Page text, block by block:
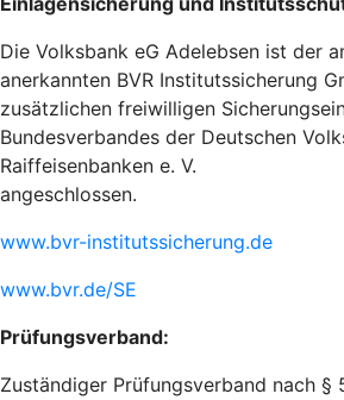
Die Volksbank eG Adelebsen ist der
anerkannten BVR Institutssicherung
zusätzlichen freiwilligen
Bundesverbandes der Deutschen
Raiffeisenbanken e. V.
angeschlossen.
www.bvr-institutssicherung.de
www.bvr.de/SE
Prüfungsverband:
Zuständiger Prüfungsverband nach §